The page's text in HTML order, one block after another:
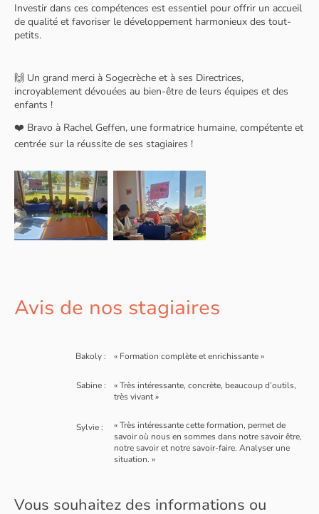
Investir dans ces compétences est essentiel pour offrir un accueil
de qualité et favoriser le développement harmonieux des tout-
petits.
🙌 Un grand merci à Sogecrèche et à ses Directrices,
incroyablement dévouées au bien-être de leurs équipes et des
enfants !
❤️ Bravo à Rachel Geffen, une formatrice humaine, compétente et
centrée sur la réussite de ses stagiaires !
Avis de nos stagiaires
Bakoly : « Formation complète et enrichissante »
Sabine :
« Très intéressante, concrète, beaucoup d’outils,
très vivant »
Sylvie :
« Très intéressante cette formation, permet de
savoir où nous en sommes dans notre savoir être,
notre savoir et notre savoir-faire. Analyser une
situation. »
Vous souhaitez des informations ou